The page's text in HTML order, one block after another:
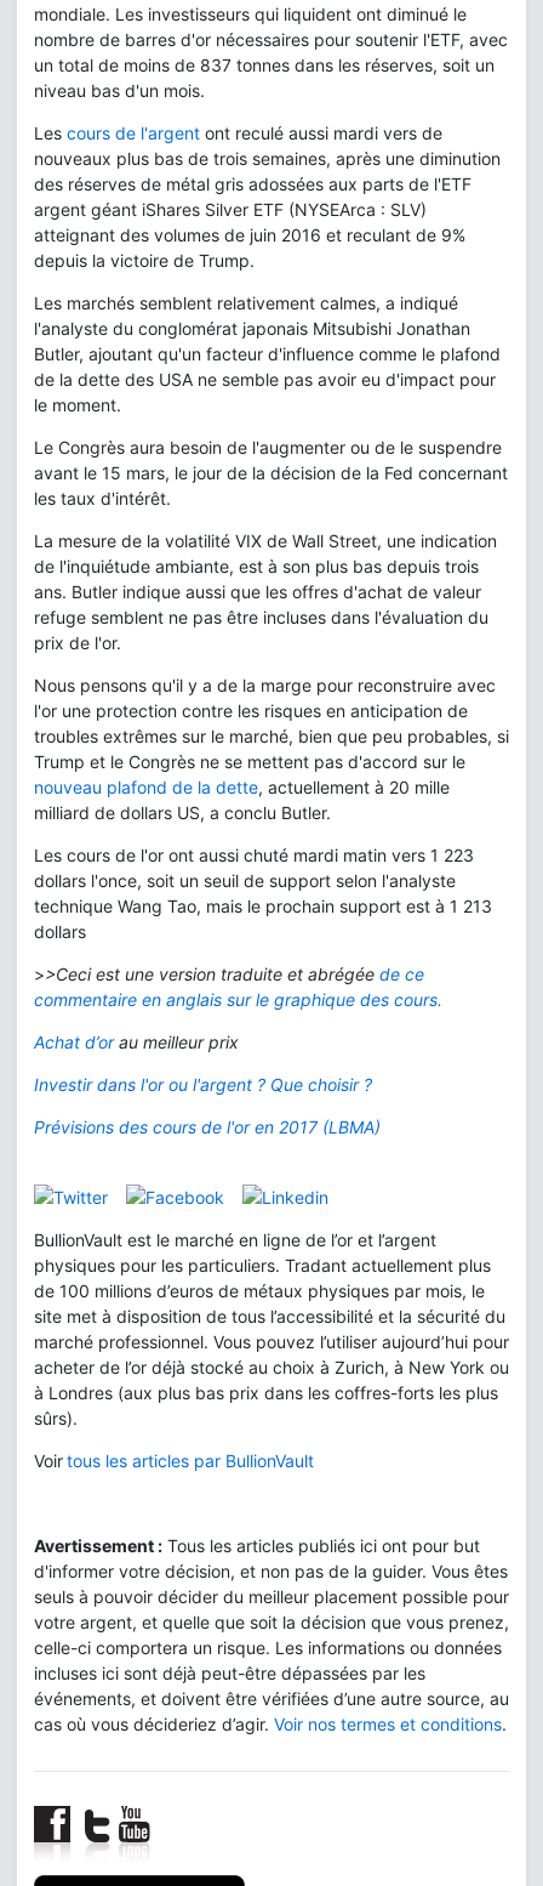
mondiale. Les investisseurs qui liquident ont diminué le
nombre de barres d'or nécessaires pour soutenir l'ETF, avec
un total de moins de 837 tonnes dans les réserves, soit un
niveau bas d'un mois.
Les cours de l'argent ont reculé aussi mardi vers de
nouveaux plus bas de trois semaines, après une diminution
des réserves de métal gris adossées aux parts de l'ETF
argent géant iShares Silver ETF (NYSEArca : SLV)
atteignant des volumes de juin 2016 et reculant de 9%
depuis la victoire de Trump.
Les marchés semblent relativement calmes, a indiqué
l'analyste du conglomérat japonais Mitsubishi Jonathan
Butler, ajoutant qu'un facteur d'influence comme le plafond
de la dette des USA ne semble pas avoir eu d'impact pour
le moment.
Le Congrès aura besoin de l'augmenter ou de le suspendre
avant le 15 mars, le jour de la décision de la Fed concernant
les taux d'intérêt.
La mesure de la volatilité VIX de Wall Street, une indication
de l'inquiétude ambiante, est à son plus bas depuis trois
ans. Butler indique aussi que les offres d'achat de valeur
refuge semblent ne pas être incluses dans l'évaluation du
prix de l'or.
Nous pensons qu'il y a de la marge pour reconstruire avec
l'or une protection contre les risques en anticipation de
troubles extrêmes sur le marché, bien que peu probables, si
Trump et le Congrès ne se mettent pas d'accord sur le
nouveau plafond de la dette, actuellement à 20 mille
milliard de dollars US, a conclu Butler.
Les cours de l'or ont aussi chuté mardi matin vers 1 223
dollars l'once, soit un seuil de support selon l'analyste
technique Wang Tao, mais le prochain support est à 1 213
dollars
>>Ceci est une version traduite et abrégée de ce
commentaire en anglais sur le graphique des cours.
Achat d’orau meilleur prix
Investir dans l'or ou l'argent ? Que choisir ?
Prévisions des cours de l'or en 2017 (LBMA)
BullionVault est le marché en ligne de l’or et l’argent
physiques pour les particuliers. Tradant actuellement plus
de 100 millions d’euros de métaux physiques par mois, le
site met à disposition de tous l’accessibilité et la sécurité du
marché professionnel. Vous pouvez l’utiliser aujourd’hui pour
acheter de l’or déjà stocké au choix à Zurich, à New York ou
à Londres (aux plus bas prix dans les coffres-forts les plus
sûrs).
Voirtous les articles par BullionVault
Avertissement : Tous les articles publiés ici ont pour but
d'informer votre décision, et non pas de la guider. Vous êtes
seuls à pouvoir décider du meilleur placement possible pour
votre argent, et quelle que soit la décision que vous prenez,
celle-ci comportera un risque. Les informations ou données
incluses ici sont déjà peut-être dépassées par les
événements, et doivent être vérifiées d’une autre source, au
cas où vous décideriez d’agir. Voir nos termes et conditions.